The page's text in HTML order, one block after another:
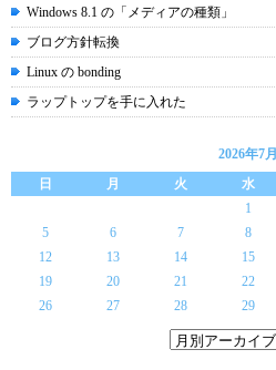
Windows 8.1 の「メディアの種類」
ブログ方針転換
Linux の bonding
ラップトップを手に入れた
2026年7月
日
月 火 水
1
5
6 7 8
12
13 14 15
19
20 21 22
26
27 28 29